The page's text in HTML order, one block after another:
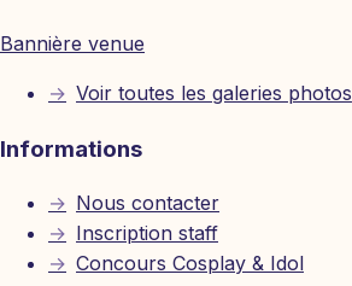
Bannière venue
→ Voir toutes les galeries photos
Informations
→ Nous contacter
→ Inscription staff
→ Concours Cosplay & Idol